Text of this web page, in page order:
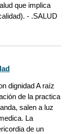
que implica
- .SALUD
dignidad A raíz
de la practica
salen a luz
La
de un